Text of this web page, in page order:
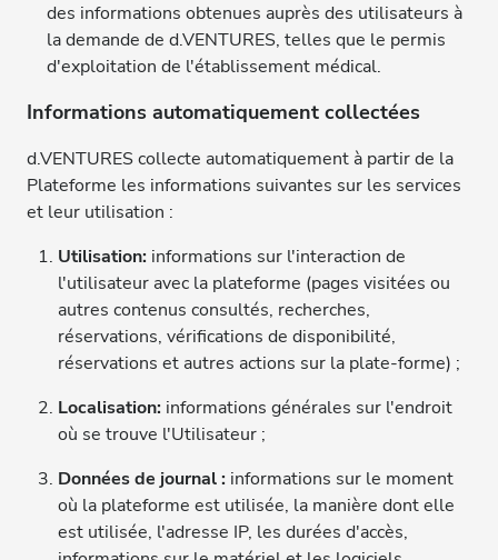
des informations obtenues auprès des utilisateurs à
la demande de d.VENTURES, telles que le permis
d'exploitation de l'établissement médical.
Informations automatiquement collectées
d.VENTURES collecte automatiquement à partir de la
Plateforme les informations suivantes sur les services
et leur utilisation :
Utilisation: informations sur l'interaction de
l'utilisateur avec la plateforme (pages visitées ou
autres contenus consultés, recherches,
réservations, vérifications de disponibilité,
réservations et autres actions sur la plate-forme) ;
Localisation: informations générales sur l'endroit
où se trouve l'Utilisateur ;
Données de journal : informations sur le moment
où la plateforme est utilisée, la manière dont elle
est utilisée, l'adresse IP, les durées d'accès,